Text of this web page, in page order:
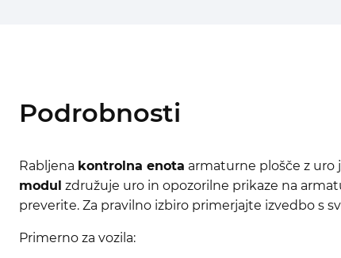
Podrobnosti
Rabljena kontrolna enota armaturne plošče z uro
modul združuje uro in opozorilne prikaze na
preverite. Za pravilno izbiro primerjajte izvedbo s
Primerno za vozila: